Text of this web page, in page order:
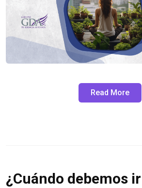
Read More
¿Cuándo debemos